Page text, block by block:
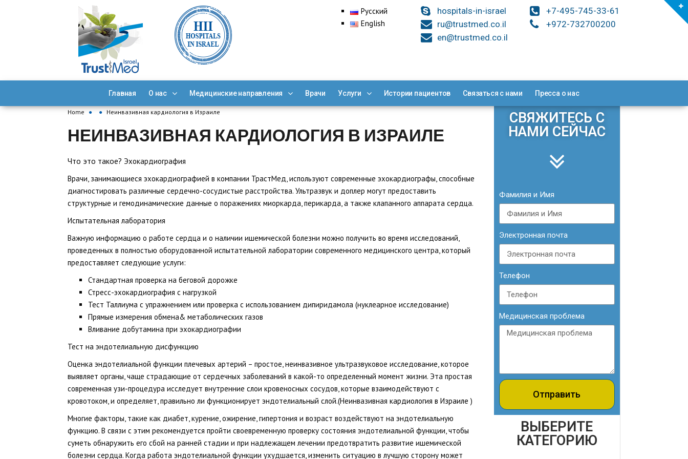
Русский
English
hospitals-in-israel
ru@trustmed.co.il
en@trustmed.co.il
+7-495-745-33-61
+972-732700200
Главная О нас Медицинские направления Врачи Услуги Истории пациентов Связаться с нами Пресса о нас
Home ● ● Неинвазивная кардиология в Израиле
НЕИНВАЗИВНАЯ КАРДИОЛОГИЯ В ИЗРАИЛЕ
Что это такое? Эхокардиография
Врачи, занимающиеся эхокардиографией в компании ТрастМед, используют современные эхокардиографы, способные
диагностировать различные сердечно-сосудистые расстройства. Ультразвук и доплер могут предоставить
структурные и гемодинамические данные о поражениях миоркарда, перикарда, а также клапанного аппарата сердца.
Испытательная лаборатория
Важную информацию о работе сердца и о наличии ишемической болезни можно получить во время исследований,
проведенных в полностью оборудованной испытательной лаборатории современного медицинского центра, который
предоставляет следующие услуги:
Стандартная проверка на беговой дорожке
Стресс-эхокардиография с нагрузкой
Тест Таллиума с упражнением или проверка с использованием дипиридамола (нуклеарное исследование)
Прямые измерения обмена& метаболических газов
Вливание добутамина при эхокардиографии
Тест на эндотелиальную дисфункцию
Оценка эндотелиальной функции плечевых артерий – простое, неинвазивное ультразвуковое исследование, которое
выявляет органы, чаще страдающие от сердечных заболеваний в какой-то определенный момент жизни. Эта простая
современная узи-процедура исследует внутренние слои кровеносных сосудов, которые взаимодействуют с
кровотоком, и определяет, правильно ли функционирует эндотелиальный слой.(Неинвазивная кардиология в Израиле )
Многие факторы, такие как диабет, курение, ожирение, гипертония и возраст воздействуют на эндотелиальную
функцию. В связи с этим рекомендуется пройти своевременную проверку состояния эндотелиальной функции, чтобы
суметь обнаружить его сбой на ранней стадии и при надлежащем лечении предотвратить развитие ишемической
болезни сердца. Когда работа эндотелиальной функции ухудшается, изменить ситуацию в лучшую сторону может
СВЯЖИТЕСЬ С
НАМИ СЕЙЧАС
Фамилия и Имя
Электронная почта
Телефон
Медицинская проблема
Отправить
ВЫБЕРИТЕ
КАТЕГОРИЮ